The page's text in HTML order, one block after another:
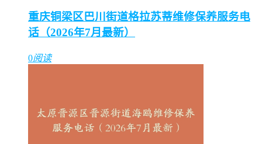
重庆铜梁区巴川街道格拉苏蒂维修保养服务电
话（2026年7月最新）
0阅读